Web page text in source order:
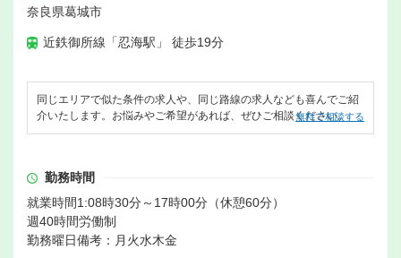
奈良県葛城市
近鉄御所線「忍海駅」 徒歩19分
同じエリアで似た条件の求人や、同じ路線の求人なども喜んでご紹
介いたします。お悩みやご希望があれば、ぜひご相談ください。
無料で相談する
勤務時間
就業時間1:08時30分～17時00分（休憩60分）
週40時間労働制
勤務曜日備考：月火水木金